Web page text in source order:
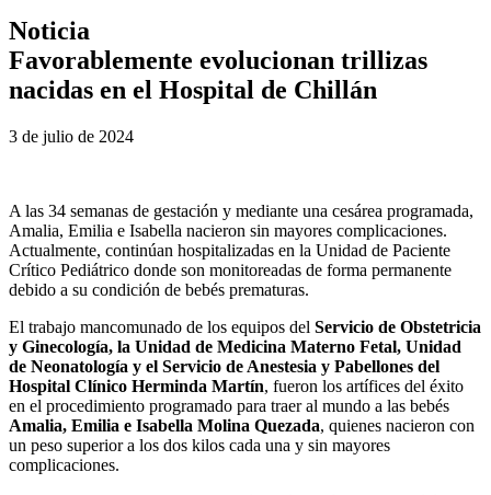
Noticia
Favorablemente evolucionan trillizas
nacidas en el Hospital de Chillán
3 de julio de 2024
A las 34 semanas de gestación y mediante una cesárea programada,
Amalia, Emilia e Isabella nacieron sin mayores complicaciones.
Actualmente, continúan hospitalizadas en la Unidad de Paciente
Crítico Pediátrico donde son monitoreadas de forma permanente
debido a su condición de bebés prematuras.
El trabajo mancomunado de los equipos del Servicio de Obstetricia
y Ginecología, la Unidad de Medicina Materno Fetal, Unidad
de Neonatología y el Servicio de Anestesia y Pabellones del
Hospital Clínico Herminda Martín, fueron los artífices del éxito
en el procedimiento programado para traer al mundo a las bebés
Amalia, Emilia e Isabella Molina Quezada, quienes nacieron con
un peso superior a los dos kilos cada una y sin mayores
complicaciones.